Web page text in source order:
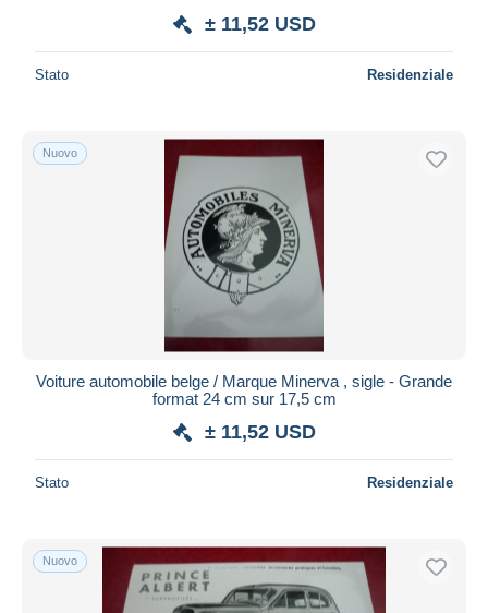
± 11,52 USD
Stato Residenziale
Nuovo
Voiture automobile belge / Marque Minerva , sigle - Grande
format 24 cm sur 17,5 cm
± 11,52 USD
Stato Residenziale
Nuovo